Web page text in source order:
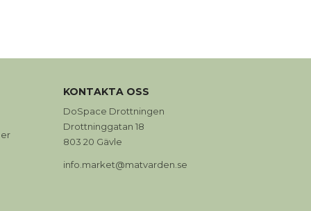
KONTAKTA OSS
DoSpace Drottningen
Drottninggatan 18
803 20 Gävle
info.market@matvarden.se